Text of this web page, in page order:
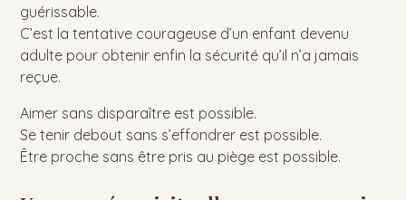
guérissable.
C’est la tentative courageuse d’un enfant devenu
adulte pour obtenir enfin la sécurité qu’il n’a jamais
reçue.
Aimer sans disparaître est possible.
Se tenir debout sans s’effondrer est possible.
Être proche sans être pris au piège est possible.